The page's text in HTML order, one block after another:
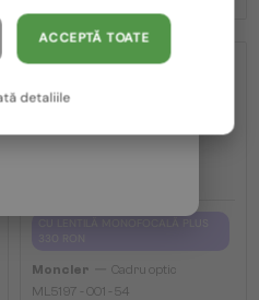
Moncler
Cadru optic
ML5197 - 001 - 54
ACCEPTĂ TOATE
detaliile